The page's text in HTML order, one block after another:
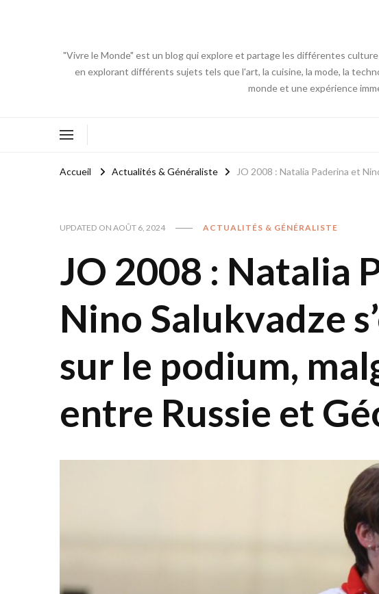
"Vivre le Monde" est un blog qui explore et partage les différentes
en explorant différents sujets tels que l'art, la cuisine, la mode, la
monde et une expérience
Accueil Actualités & Généraliste JO 2008 : Natalia Paderina et
UPDATED ON AOÛT 6, 2024 ACTUALITÉS & GÉNÉRALISTE
JO 2008 : Natalia
Nino Salukvadze
sur le podium,
entre Russie et